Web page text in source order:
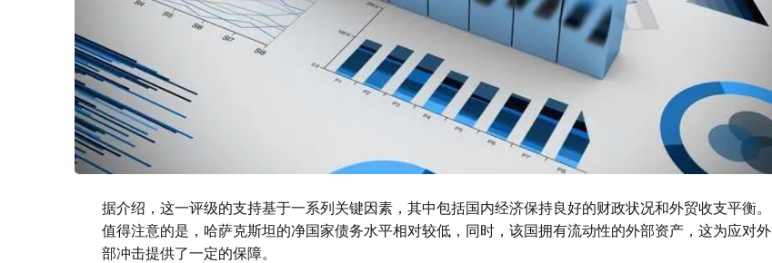
据介绍，这一评级的支持基于一系列关键因素，其中包括国内经济保持良好的财政状况和外贸收支平衡。
值得注意的是，哈萨克斯坦的净国家债务水平相对较低，同时，该国拥有流动性的外部资产，这为应对外
部冲击提供了一定的保障。